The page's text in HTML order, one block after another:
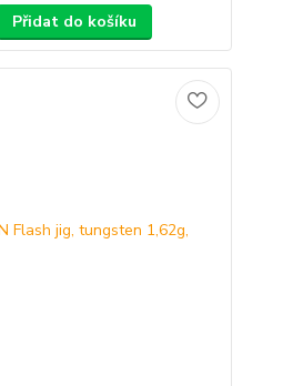
Přidat do košíku